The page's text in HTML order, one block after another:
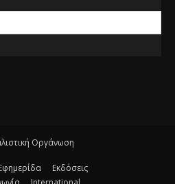
Οργάνωση
Εκδόσεις